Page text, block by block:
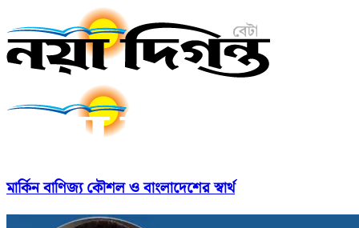
মার্কিন বাণিজ্য কৌশল ও বাংলাদেশের স্বার্থ